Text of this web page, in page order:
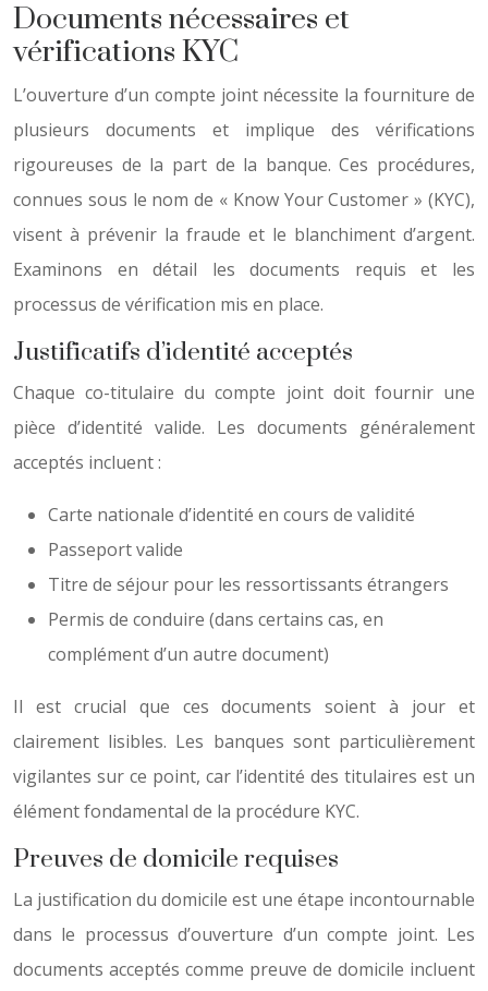
Documents nécessaires et
vérifications KYC
L’ouverture d’un compte joint nécessite la fourniture de
plusieurs documents et implique des vérifications
rigoureuses de la part de la banque. Ces procédures,
connues sous le nom de « Know Your Customer » (KYC),
visent à prévenir la fraude et le blanchiment d’argent.
Examinons en détail les documents requis et les
processus de vérification mis en place.
Justificatifs d’identité acceptés
Chaque co-titulaire du compte joint doit fournir une
pièce d’identité valide. Les documents généralement
acceptés incluent :
Carte nationale d’identité en cours de validité
Passeport valide
Titre de séjour pour les ressortissants étrangers
Permis de conduire (dans certains cas, en
complément d’un autre document)
Il est crucial que ces documents soient à jour et
clairement lisibles. Les banques sont particulièrement
vigilantes sur ce point, car l’identité des titulaires est un
élément fondamental de la procédure KYC.
Preuves de domicile requises
La justification du domicile est une étape incontournable
dans le processus d’ouverture d’un compte joint. Les
documents acceptés comme preuve de domicile incluent